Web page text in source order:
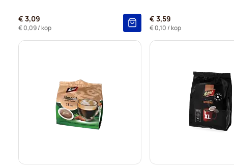
€ 3,09
€ 0,09/ kop
€ 3,59
€ 0,10 / kop